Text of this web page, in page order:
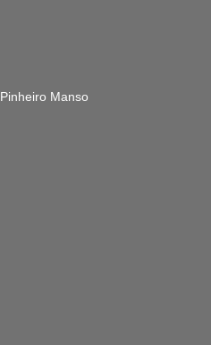
Pinheiro Manso